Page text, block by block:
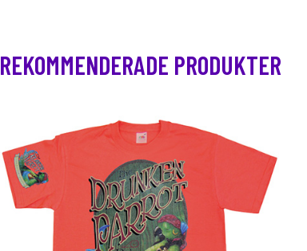
REKOMMENDERADE PRODUKTER